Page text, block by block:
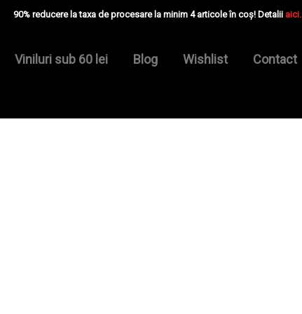
90% reducere la taxa de procesare la minim 4 articole în coș! Detalii aici.
Viniluri sub 60 lei Blog Wishlist Contact